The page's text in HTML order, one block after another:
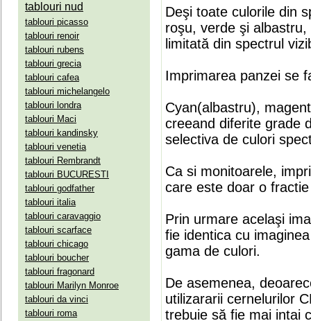
tablouri nud
tablouri picasso
tablouri renoir
tablouri rubens
tablouri grecia
tablouri cafea
tablouri michelangelo
tablouri londra
tablouri Maci
tablouri kandinsky
tablouri venetia
tablouri Rembrandt
tablouri BUCURESTI
tablouri godfather
tablouri italia
tablouri caravaggio
tablouri scarface
tablouri chicago
tablouri boucher
tablouri fragonard
tablouri Marilyn Monroe
tablouri da vinci
tablouri roma
Deşi toate culorile din
roşu, verde şi
limitată din spectrul
Imprimarea panzei se
Cyan(albastru),
creeand diferite grade
selectiva de culori
Ca si monitoarele,
care este doar o
Prin urmare acelaşi
fie identica cu
gama de culori.
De asemenea,
utilizararii cernelurilor
trebuie să fie mai intai